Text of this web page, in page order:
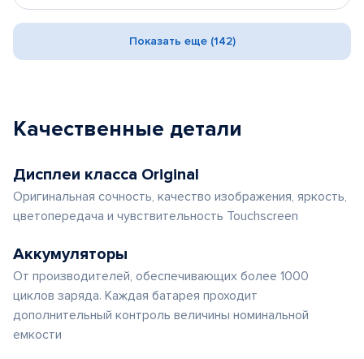
Показать еще (142)
Качественные детали
Дисплеи класса Original
Оригинальная сочность, качество изображения, яркость,
цветопередача и чувствительность Touchscreen
Аккумуляторы
От производителей, обеспечивающих более 1000
циклов заряда. Каждая батарея проходит
дополнительный контроль величины номинальной
емкости